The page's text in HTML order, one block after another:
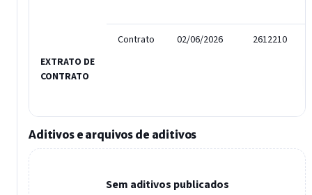
EXTRATO DE
CONTRATO
Contrato 02/06/2026 2612210
Aditivos e arquivos de aditivos
Sem aditivos publicados